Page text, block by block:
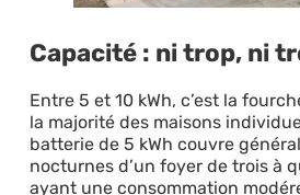
Capacité : ni trop, ni
Entre 5 et 10 kWh, c’est la
la majorité des maisons
batterie de 5 kWh couvre
nocturnes d’un foyer de trois à
ayant une consommation